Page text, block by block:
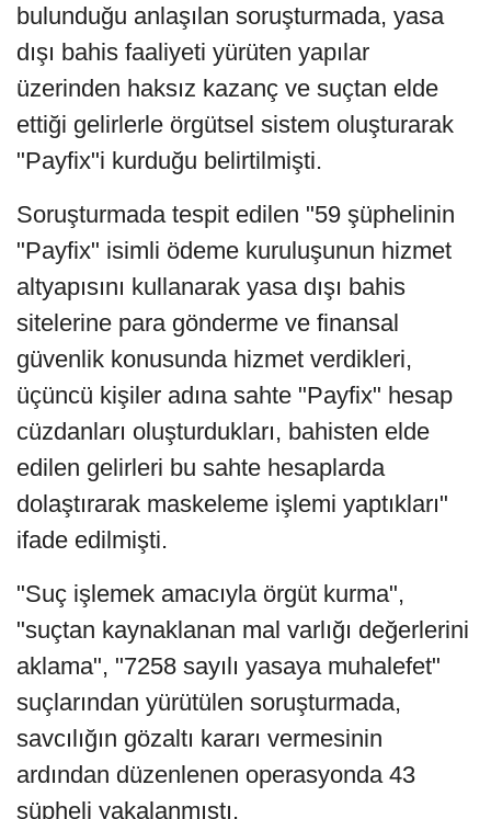
bulunduğu anlaşılan soruşturmada, yasa
dışı bahis faaliyeti yürüten yapılar
üzerinden haksız kazanç ve suçtan elde
ettiği gelirlerle örgütsel sistem oluşturarak
"Payfix"i kurduğu belirtilmişti.
Soruşturmada tespit edilen "59 şüphelinin
"Payfix" isimli ödeme kuruluşunun hizmet
altyapısını kullanarak yasa dışı bahis
sitelerine para gönderme ve finansal
güvenlik konusunda hizmet verdikleri,
üçüncü kişiler adına sahte "Payfix" hesap
cüzdanları oluşturdukları, bahisten elde
edilen gelirleri bu sahte hesaplarda
dolaştırarak maskeleme işlemi yaptıkları"
ifade edilmişti.
"Suç işlemek amacıyla örgüt kurma",
"suçtan kaynaklanan mal varlığı değerlerini
aklama", "7258 sayılı yasaya muhalefet"
suçlarından yürütülen soruşturmada,
savcılığın gözaltı kararı vermesinin
ardından düzenlenen operasyonda 43
şüpheli yakalanmıştı.